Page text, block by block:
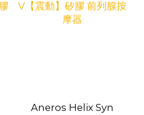
Aneros Helix Syn